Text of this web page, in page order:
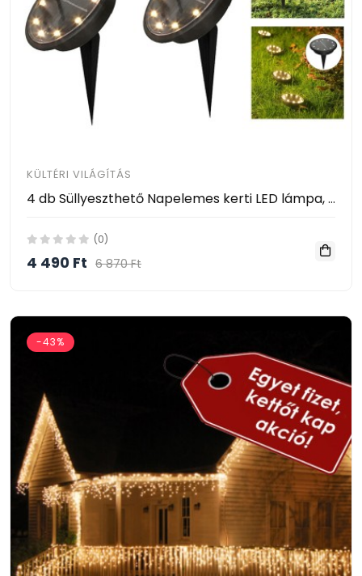
KÜLTÉRI VILÁGÍTÁS
4 db Süllyeszthető Napelemes kerti LED lámpa, 10 LED-es
(0)
4 490 Ft 6 870 Ft
-43%